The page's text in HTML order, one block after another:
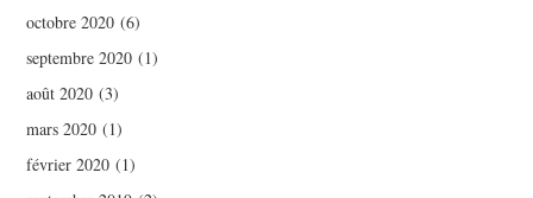
octobre 2020 (6)
septembre 2020 (1)
août 2020 (3)
mars 2020 (1)
février 2020 (1)